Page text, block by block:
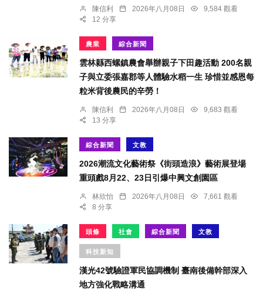
陳信利 2026年八月08日
9,584 觀看
12 分享
農業 綜合新聞
雲林縣西螺鎮農會舉辦親子下田趣活動 200名親
子與立委張嘉郡等人體驗水稻一生 珍惜並感恩每
粒米背後農民的辛勞！
陳信利 2026年八月08日
9,683 觀看
13 分享
綜合新聞 文教
2026潮流文化藝術祭《街頭造浪》藝術展登場
重頭戲8月22、23日引爆中興文創園區
林欣怡 2026年八月08日
7,661 觀看
8 分享
頭條 社會 綜合新聞 文教
科技新知
漢光42號驗證軍民協調機制 臺南後備幹部深入
地方強化戰略溝通